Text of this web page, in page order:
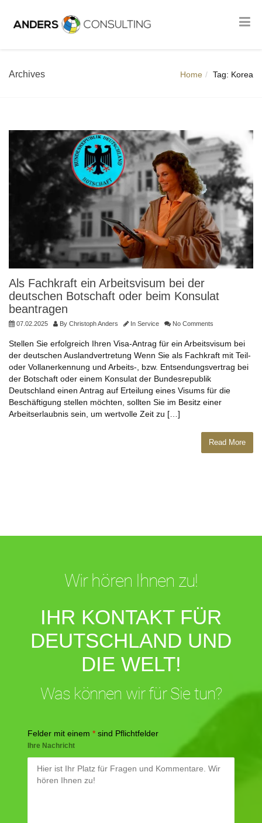
Archives Home Tag: Korea
Als Fachkraft ein Arbeitsvisum bei der
deutschen Botschaft oder beim Konsulat
beantragen
07.02.2025 By Christoph Anders In Service No Comments
Stellen Sie erfolgreich Ihren Visa-Antrag für ein Arbeitsvisum bei
der deutschen Auslandvertretung Wenn Sie als Fachkraft mit Teil-
oder Vollanerkennung und Arbeits-, bzw. Entsendungsvertrag bei
der Botschaft oder einem Konsulat der Bundesrepublik
Deutschland einen Antrag auf Erteilung eines Visums für die
Beschäftigung stellen möchten, sollten Sie im Besitz einer
Arbeitserlaubnis sein, um wertvolle Zeit zu […]
Read More
Wir hören Ihnen zu!
IHR KONTAKT FÜR
DEUTSCHLAND UND
DIE WELT!
Was können wir für Sie tun?
Felder mit einem * sind Pflichtfelder
Ihre Nachricht